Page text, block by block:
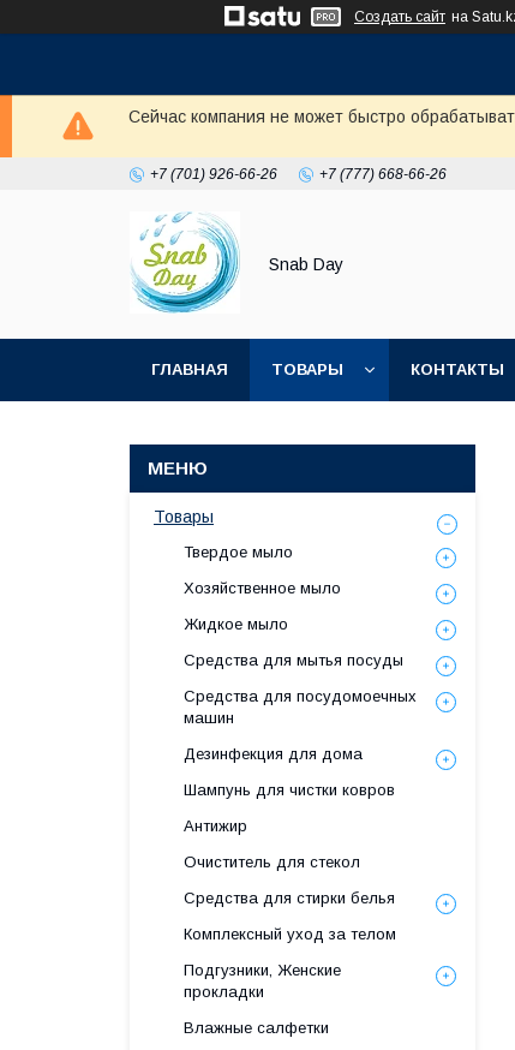
Создать сайт на
Сейчас компания не может быстро
+7 (701) 926-66-26 +7 (777) 668-66-26
Snab Day
ГЛАВНАЯ ТОВАРЫ КОНТАКТЫ
Товары
Твердое мыло
Хозяйственное мыло
Жидкое мыло
Средства для мытья посуды
Средства для посудомоечных
машин
Дезинфекция для дома
Шампунь для чистки ковров
Антижир
Очиститель для стекол
Средства для стирки белья
Комплексный уход за телом
Подгузники, Женские
прокладки
Влажные салфетки